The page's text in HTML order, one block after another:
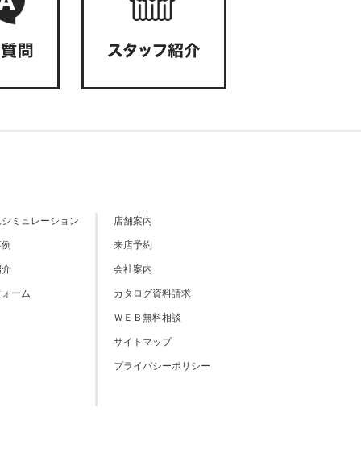
ミュレーション
介
ーム
店舗案内
来店予約
会社案内
カタログ資料請求
ＷＥＢ無料相談
サイトマップ
プライバシーポリシー